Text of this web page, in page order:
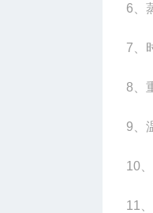
6
7
8
9
10
11